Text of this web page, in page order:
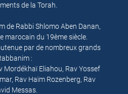
de la Torah.
de Rabbi Shlomo Aben Danan,
marocain du 19ème siècle.
par de nombreux grands
:
Mordékhaï Eliahou, Rav Yossef
Rav Haïm Rozenberg, Rav
Messas.